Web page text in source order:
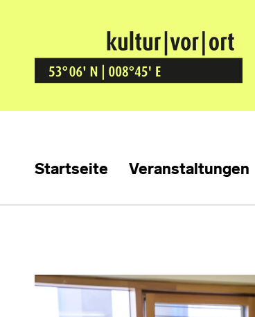
Kultur Vor Ort
BREMEN GRÖPELINGEN
Startseite Veranstaltungen